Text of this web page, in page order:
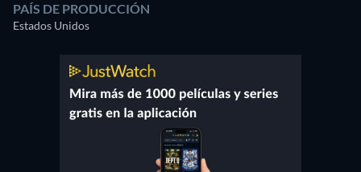
PAÍS DE PRODUCCIÓN
Estados Unidos